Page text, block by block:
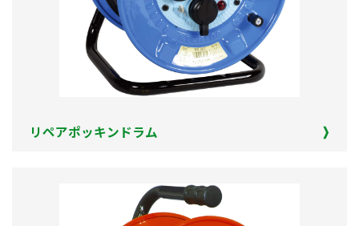
リペアポッキンドラム